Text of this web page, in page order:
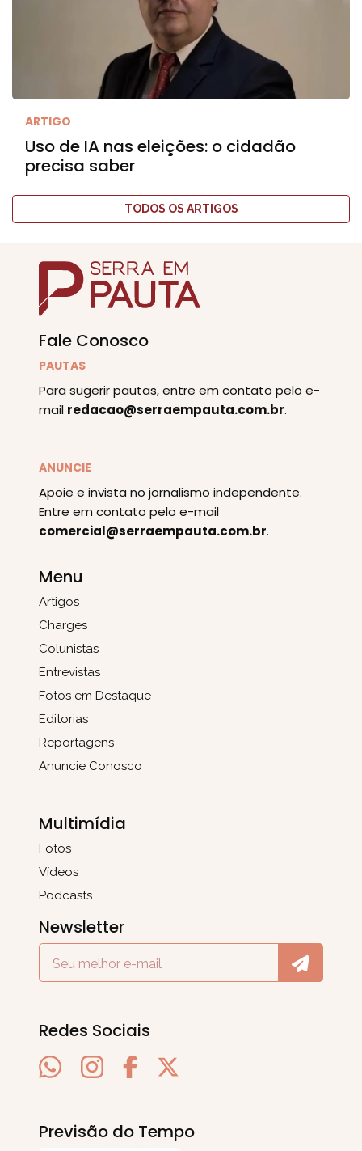
ARTIGO
Uso de IA nas eleições: o cidadão
precisa saber
TODOS OS ARTIGOS
Fale Conosco
PAUTAS
Para sugerir pautas, entre em contato pelo e-
mail redacao@serraempauta.com.br.
ANUNCIE
Apoie e invista no jornalismo independente.
Entre em contato pelo e-mail
comercial@serraempauta.com.br.
Menu
Artigos
Charges
Colunistas
Entrevistas
Fotos em Destaque
Editorias
Reportagens
Anuncie Conosco
Multimídia
Fotos
Vídeos
Podcasts
Newsletter
Redes Sociais
Previsão do Tempo